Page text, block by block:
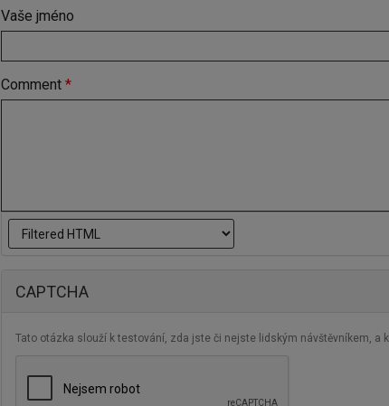
Vaše jméno
Comment*
CAPTCHA
Tato otázka slouží k testování, zda jste či nejste lidským návštěvníkem, a